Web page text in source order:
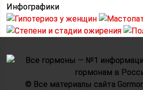
Инфографики
© Все материалы сайта